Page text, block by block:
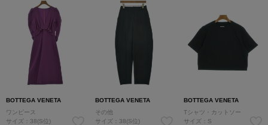
BOTTEGA VENETA
ワンピース
サイズ：38(S位)
BOTTEGA VENETA
その他
サイズ：38(S位)
BOTTEGA VENETA
Tシャツ・カットソー
サイズ：S